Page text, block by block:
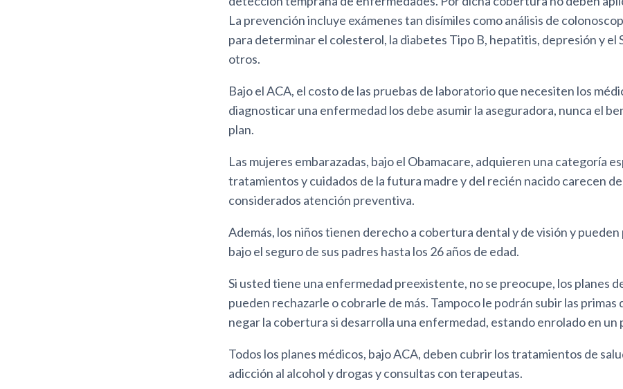
La prevención incluye exámenes tan disímiles como análisis de
para determinar el colesterol, la diabetes Tipo B, hepatitis, depresión y el
otros.
Bajo el ACA, el costo de las pruebas de laboratorio que necesiten los
diagnosticar una enfermedad los debe asumir la aseguradora, nunca el
plan.
Las mujeres embarazadas, bajo el Obamacare, adquieren una categoría
tratamientos y cuidados de la futura madre y del recién nacido carecen
considerados atención preventiva.
Además, los niños tienen derecho a cobertura dental y de visión y
bajo el seguro de sus padres hasta los 26 años de edad.
Si usted tiene una enfermedad preexistente, no se preocupe, los planes
pueden rechazarle o cobrarle de más. Tampoco le podrán subir las primas
negar la cobertura si desarrolla una enfermedad, estando enrolado en un
Todos los planes médicos, bajo ACA, deben cubrir los tratamientos de
adicción al alcohol y drogas y consultas con terapeutas.